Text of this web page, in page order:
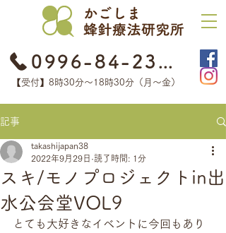
0996-84-2368
【受付】8時30分​〜18時30分（月〜金）
記事
スキ/モノプロジェクトin出
水公会堂VOL9
takashijapan38
2022年9月29日 読了時間: 1分
とても大好きなイベントに今回もあり